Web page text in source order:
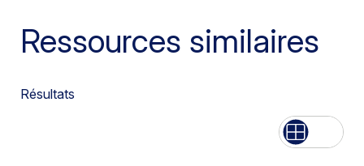
Ressources similaires
Résultats
Liste Grille